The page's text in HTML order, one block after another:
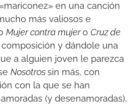
en una canción
más valiosos e
Mujer contra mujero Cruz de
y dándole una
a alguien joven le parezca
Nosotrossin más, con
con la que se han
(y desenamoradas),